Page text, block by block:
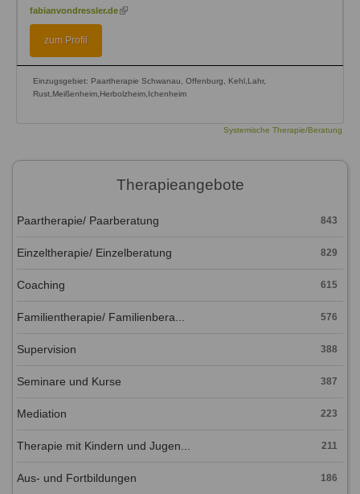
fabianvondressler.de (link
zum Profil
Einzugsgebiet: Paartherapie Schwanau, Offenburg, Kehl,Lahr,
Rust,Meißenheim,Herbolzheim,Ichenheim
Systemische Therapie/Beratung
Therapieangebote
Paartherapie/ Paarberatung 843
Einzeltherapie/ Einzelberatung 829
Coaching 615
Familientherapie/ Familienbera... 576
Supervision 388
Seminare und Kurse 387
Mediation 223
Therapie mit Kindern und Jugen... 211
Aus- und Fortbildungen 186